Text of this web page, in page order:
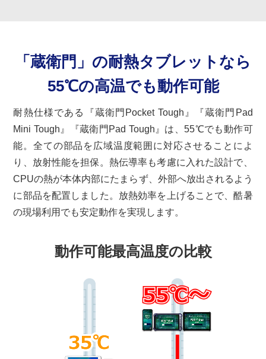
「蔵衛門」の耐熱タブレットなら
55℃の高温でも動作可能
耐熱仕様である『蔵衛門Pocket Tough』『蔵衛門Pad
Mini Tough』『蔵衛門Pad Tough』は、55℃でも動作可
能。全ての部品を広域温度範囲に対応させることによ
り、放射性能を担保。熱伝導率も考慮に入れた設計で、
CPUの熱が本体内部にたまらず、外部へ放出されるよう
に部品を配置しました。放熱効率を上げることで、酷暑
の現場利用でも安定動作を実現します。
動作可能最高温度の比較